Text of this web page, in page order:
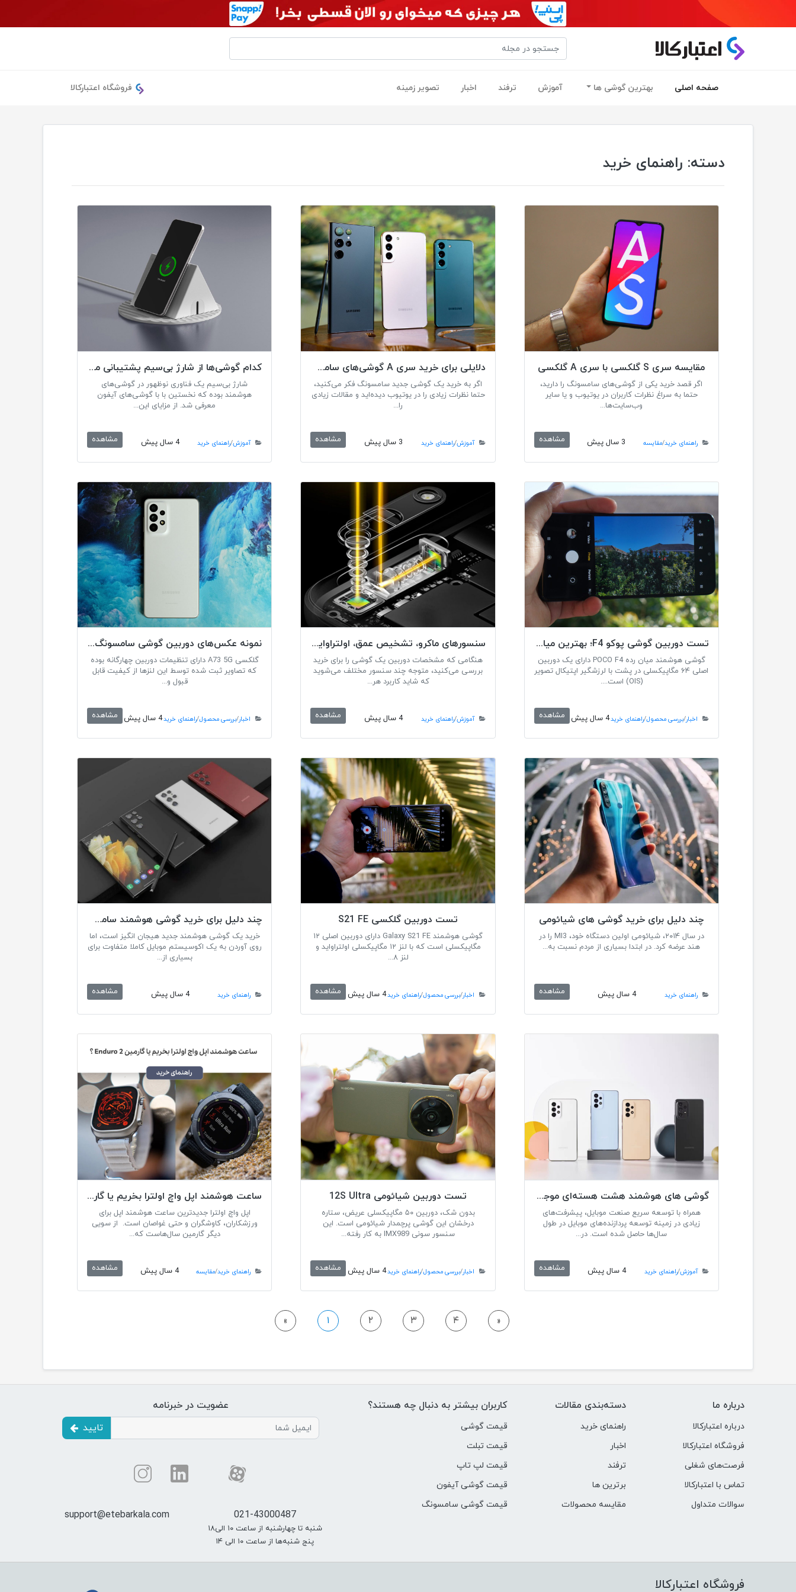
صفحه اصلی بهترین گوشی ها آموزش ترفند اخبار تصویر زمینه فروشگاه اعتبارکالا
دسته: راهنمای خرید
مقایسه سری S گلکسی با سری A گلکسی
اگر قصد خرید یکی از گوشی‌های سامسونگ را دارید،
حتما به سراغ نظرات کاربران در یوتیوب و یا سایر
وب‌سایت‌ها...
راهنمای خرید/مقایسه 3 سال پیش مشاهده
دلایلی برای خرید سری A گوشی‌های سامسونگ بجای سری S سامسونگ
اگر به خرید یک گوشی جدید سامسونگ فکر می‌کنید،
حتما نظرات زیادی را در یوتیوب دیده‌اید و مقالات زیادی
را...
آموزش/راهنمای خرید 3 سال پیش مشاهده
کدام گوشی‌ها از شارژ بی‌سیم پشتیبانی می‌کنند
شارژ بی‌سیم یک فناوری نوظهور در گوشی‌های
هوشمند بوده که نخستین با با گوشی‌های آیفون
معرفی شد. از مزایای این...
آموزش/راهنمای خرید 4 سال پیش مشاهده
تست دوربین گوشی پوکو F4؛ بهترین میان رده شیائومی
گوشی هوشمند میان رده POCO F4 دارای یک دوربین
اصلی ۶۴ مگاپیکسلی در پشت با لرزشگیر اپتیکال تصویر
(OIS) است....
اخبار/بررسی محصول/راهنمای خرید4 سال پیش مشاهده
سنسورهای ماکرو، تشخیص عمق، اولتراواید چه کاربردی دارد؟
هنگامی که مشخصات دوربین یک گوشی را برای خرید
بررسی می‌کنید، متوجه چند سنسور مختلف می‌شوید
که شاید کاربرد هر...
آموزش/راهنمای خرید 4 سال پیش مشاهده
نمونه عکس‌های دوربین گوشی سامسونگ گلکسی A73
گلکسی A73 5G دارای تنظیمات دوربین چهارگانه بوده
که تصاویر ثبت شده توسط این لنزها از کیفیت قابل
قبول و...
اخبار/بررسی محصول/راهنمای خرید4 سال پیش مشاهده
چند دلیل برای خرید گوشی های شیائومی
در سال ۲۰۱۴، شیائومی اولین دستگاه خود، MI3 را در
هند عرضه کرد. در ابتدا بسیاری از مردم نسبت به...
راهنمای خرید 4 سال پیش مشاهده
تست دوربین گلکسی S21 FE
گوشی هوشمند Galaxy S21 FE دارای دوربین اصلی ۱۲
مگاپیکسلی است که با لنز ۱۲ مگاپیکسلی اولتراواید و
لنز ۸...
اخبار/بررسی محصول/راهنمای خرید4 سال پیش مشاهده
چند دلیل برای خرید گوشی هوشمند سامسونگ
خرید یک گوشی هوشمند جدید هیجان انگیز است، اما
روی آوردن به یک اکوسیستم موبایل کاملا متفاوت برای
بسیاری از...
راهنمای خرید 4 سال پیش مشاهده
گوشی های هوشمند هشت هسته‌ای موجود در بازار
همراه با توسعه سریع صنعت موبایل، پیشرفت‌های
زیادی در زمینه توسعه پردازنده‌های موبایل در طول
سال‌ها حاصل شده است. در...
آموزش/راهنمای خرید 4 سال پیش مشاهده
تست دوربین شیائومی 12S Ultra
بدون شک، دوربین ۵۰ مگاپیکسلی عریض، ستاره
درخشان این گوشی پرچمدار شیائومی است. این
سنسور سونی IMX989 به کار رفته...
اخبار/بررسی محصول/راهنمای خرید4 سال پیش مشاهده
ساعت هوشمند اپل واچ اولترا بخریم یا گارمین Enduro 2 ؟
اپل واچ اولترا جدیدترین ساعت هوشمند اپل برای
ورزشکاران، کاوشگران و حتی غواصان است. از سویی
دیگر گارمین سال‌هاست که...
راهنمای خرید/مقایسه 4 سال پیش مشاهده
« ۱ ۲ ۳ ۴ »Next Page
درباره ما
درباره اعتبارکالا
فروشگاه اعتبارکالا
فرصت‌های شغلی
تماس با اعتبارکالا
سوالات متداول
دسته‌بندی مقالات
راهنمای خرید
اخبار
ترفند
برترین ها
مقایسه محصولات
کاربران بیشتر به دنبال چه هستند؟
قیمت گوشی
قیمت تبلت
قیمت لپ تاپ
قیمت گوشی آیفون
قیمت گوشی سامسونگ
عضویت در خبرنامه
تایید
021-43000487
شنبه تا چهارشنبه از ساعت ۱۰ الی۱۸
پنج شنبه‌ها از ساعت ۱۰ الی ۱۴
support@etebarkala.com
فروشگاه اعتبارکالا